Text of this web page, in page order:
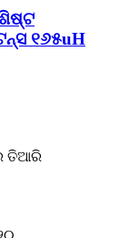
୧୬୫uH
ତିଆରି